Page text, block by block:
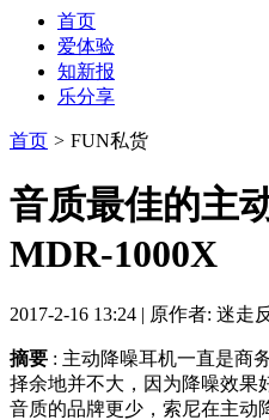
首页
爱体验
知新报
乐分享
首页 > FUN私货
音质最佳的主
MDR-1000X
2017-2-16 13:24 | 原作者: 迷走
摘要 : 主动降噪耳机一直是商
择余地并不大，因为降噪效果
音质的品牌更少，索尼在主动